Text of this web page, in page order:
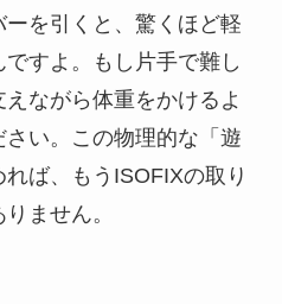
を引くと、驚くほど軽
すよ。もし片手で難し
ながら体重をかけるよ
い。この物理的な「遊
ば、もうISOFIXの取り
ません。